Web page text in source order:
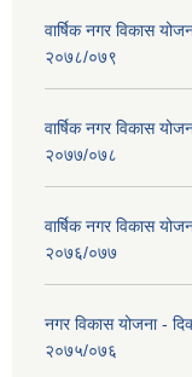
वार्षिक नगर विकास
२०७८/०७९
वार्षिक नगर विकास
२०७७/०७८
वार्षिक नगर विकास
२०७६/०७७
नगर विकास योजना -
२०७५/०७६